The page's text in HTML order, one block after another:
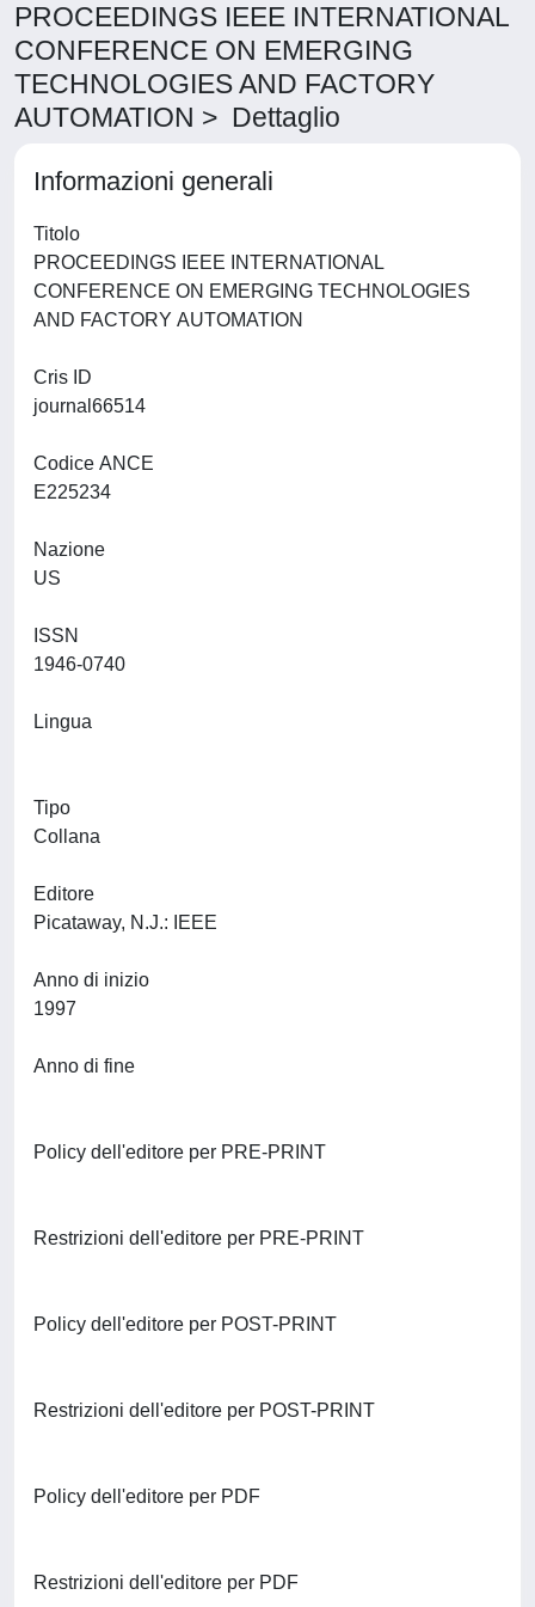
PROCEEDINGS IEEE INTERNATIONAL
CONFERENCE ON EMERGING
TECHNOLOGIES AND FACTORY
AUTOMATION > Dettaglio
Informazioni generali
Titolo
PROCEEDINGS IEEE INTERNATIONAL
CONFERENCE ON EMERGING TECHNOLOGIES
Cris ID
Codice ANCE
Nazione
ISSN
Lingua
Tipo
Collana
Editore
Anno di inizio
Anno di fine
Policy dell'editore per PRE-PRINT
Restrizioni dell'editore per PRE-PRINT
Policy dell'editore per POST-PRINT
Restrizioni dell'editore per POST-PRINT
Policy dell'editore per PDF
Restrizioni dell'editore per PDF